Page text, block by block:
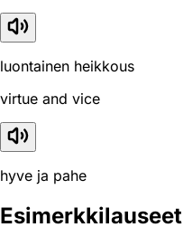
luontainen heikkous
virtue and vice
hyve ja pahe
Esimerkkilauseet